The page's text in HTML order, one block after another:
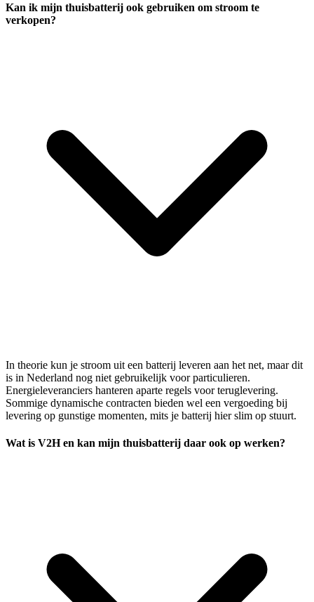
Kan ik mijn thuisbatterij ook gebruiken om stroom te
verkopen?
In theorie kun je stroom uit een batterij leveren aan het net, maar dit
is in Nederland nog niet gebruikelijk voor particulieren.
Energieleveranciers hanteren aparte regels voor teruglevering.
Sommige dynamische contracten bieden wel een vergoeding bij
levering op gunstige momenten, mits je batterij hier slim op stuurt.
Wat is V2H en kan mijn thuisbatterij daar ook op werken?